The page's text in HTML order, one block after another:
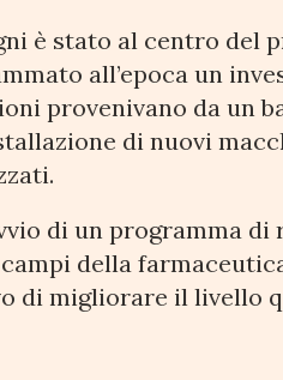
è stato al centro del
all’epoca un
provenivano da un
di nuovi
di un programma
della
di migliorare il livello